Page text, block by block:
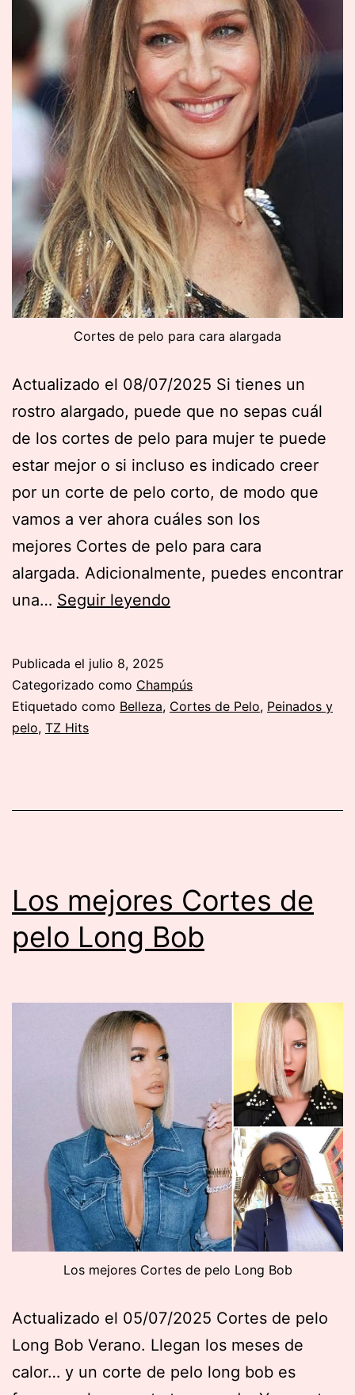
Cortes de pelo para cara alargada
Actualizado el 08/07/2025 Si tienes un
rostro alargado, puede que no sepas cuál
de los cortes de pelo para mujer te puede
estar mejor o si incluso es indicado creer
por un corte de pelo corto, de modo que
vamos a ver ahora cuáles son los
mejores Cortes de pelo para cara
alargada. Adicionalmente, puedes encontrar
una… Seguir leyendo
para
cara
Publicada el julio 8, 2025
Categorizado como Champús
Etiquetado como Belleza, Cortes de Pelo, Peinados y
pelo, TZ Hits
Los mejores Cortes de
pelo Long Bob
Los mejores Cortes de pelo Long Bob
Actualizado el 05/07/2025 Cortes de pelo
Long Bob Verano. Llegan los meses de
calor… y un corte de pelo long bob es